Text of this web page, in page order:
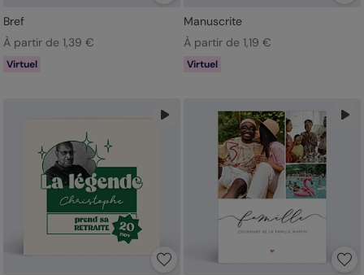
Bref
À partir de 1,39 €
Virtuel
Manuscrite
À partir de 1,19 €
Virtuel